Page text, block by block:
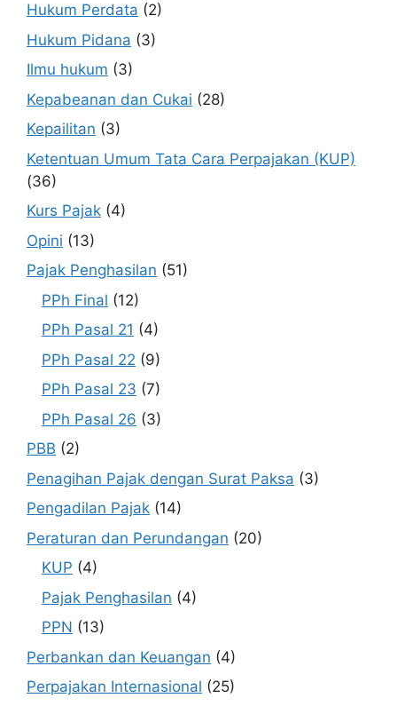
Hukum Perdata (2)
Hukum Pidana (3)
Ilmu hukum (3)
Kepabeanan dan Cukai (28)
Kepailitan (3)
Ketentuan Umum Tata Cara Perpajakan (KUP)
(36)
Kurs Pajak (4)
Opini (13)
Pajak Penghasilan (51)
PPh Final (12)
PPh Pasal 21 (4)
PPh Pasal 22 (9)
PPh Pasal 23 (7)
PPh Pasal 26 (3)
PBB (2)
Penagihan Pajak dengan Surat Paksa (3)
Pengadilan Pajak (14)
Peraturan dan Perundangan (20)
KUP (4)
Pajak Penghasilan (4)
PPN (13)
Perbankan dan Keuangan (4)
Perpajakan Internasional (25)